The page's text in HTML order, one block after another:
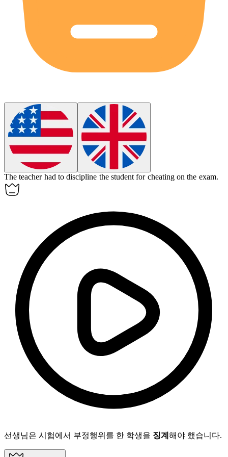
The teacher had todiscipline the student for cheating on the exam.
선생님은 시험에서 부정행위를 한 학생을 징계 해야 했습니다.